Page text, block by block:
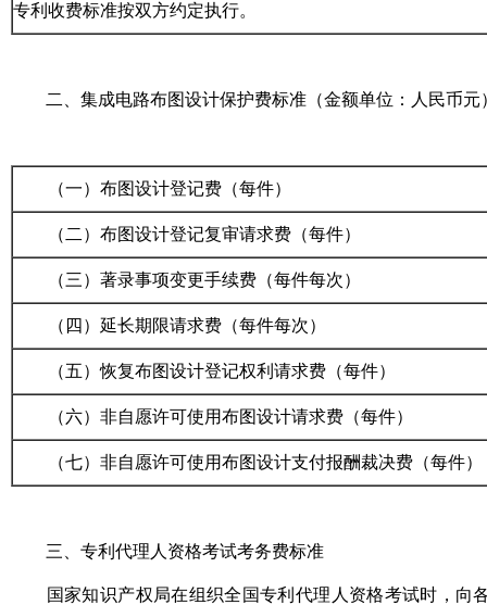
专利收费标准按双方约定执行。
二、集成电路布图设计保护费标准（金额单位：人民币元
（一）布图设计登记费（每件）
（二）布图设计登记复审请求费（每件）
（三）著录事项变更手续费（每件每次）
（四）延长期限请求费（每件每次）
（五）恢复布图设计登记权利请求费（每件）
（六）非自愿许可使用布图设计请求费（每件）
（七）非自愿许可使用布图设计支付报酬裁决费（每件）
三、专利代理人资格考试考务费标准
国家知识产权局在组织全国专利代理人资格考试时，向